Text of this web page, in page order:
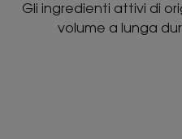
Gli ingredienti attivi di
volume a lunga